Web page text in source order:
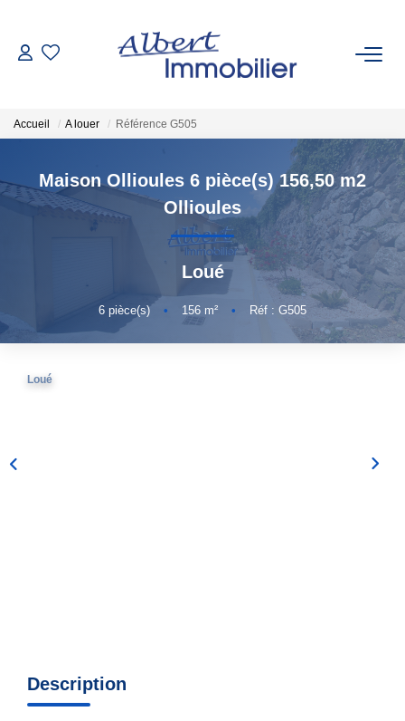
ESTIMATION
GESTION LOCATIVE
AGENCES
Accueil A louer Référence G505
Maison Ollioules 6 pièce(s) 156,50 m2
Ollioules
Loué
6 pièce(s) • 156 m² • Réf : G505
Loué
Description